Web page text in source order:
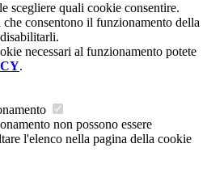
scegliere quali cookie consentire.
consentono il funzionamento della
necessari al funzionamento potete
.
non possono essere
l'elenco nella pagina della cookie